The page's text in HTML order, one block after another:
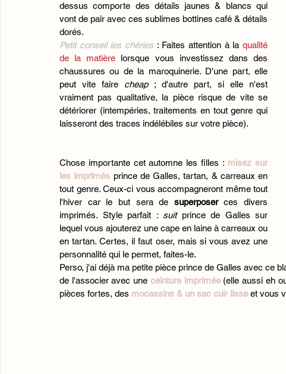
dessus comporte des détails jaunes & blancs qui
vont de pair avec ces sublimes bottines café & détails
dorés.
Petit conseil les chéries : Faites attention à la qualité
de la matière lorsque vous investissez dans des
chaussures ou de la maroquinerie. D'une part, elle
peut vite faire cheap ; d'autre part, si elle n'est
vraiment pas qualitative, la pièce risque de vite se
détériorer (intempéries, traitements en tout genre qui
laisseront des traces indélébiles sur votre pièce).
Chose importante cet automne les filles : misez sur
les imprimés prince de Galles, tartan, & carreaux en
tout genre. Ceux-ci vous accompagneront même tout
l'hiver car le but sera de superposer ces divers
imprimés. Style parfait : suit prince de Galles sur
lequel vous ajouterez une cape en laine à carreaux ou
en tartan. Certes, il faut oser, mais si vous avez une
personnalité qui le permet, faites-le.
Perso, j'ai déjà ma petite pièce prince de Galles avec ce
de l'associer avec une ceinture imprimée (elle aussi eh
pièces fortes, des mocassins & un sac cuir lisse et vous